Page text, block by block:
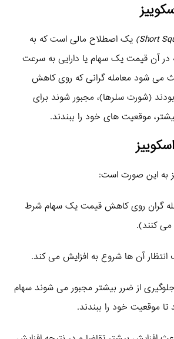
یک اصطلاح مالی است که به
در آن قیمت یک سهام یا دارایی به سرعت
می‌ شود معامله‌ گرانی که روی کاهش
(شورت سلرها)، مجبور شوند برای
موقعیت‌ های خود را ببندند.
به این صورت است:
گران روی کاهش قیمت یک سهام شرط
کنند).
از ضرر بیشتر مجبور می‌ شوند سهام
تا موقعیت خود را ببندند.